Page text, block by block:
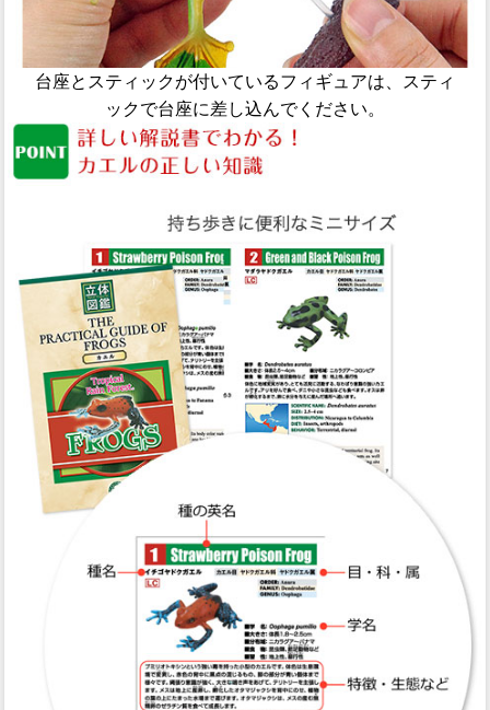
台座とスティックが付いているフィギュアは、スティ
ックで台座に差し込んでください。